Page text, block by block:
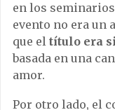
en los
evento no era un
que el título era
basada en una
amor.
Por otro lado, el